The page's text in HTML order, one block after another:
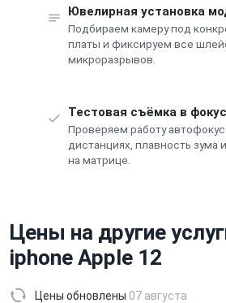
Ювелирная установка
Подбираем камеру под
платы и фиксируем все
микроразрывов.
Тестовая съёмка в
Проверяем работу
дистанциях, плавность зума
на матрице.
Цены на другие
iphone Apple 12
Цены обновлены 07 августа